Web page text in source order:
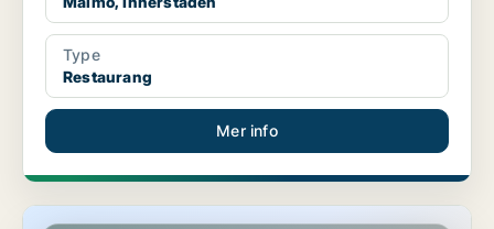
Type
Restaurang
Mer info
Restaurang i Malmö, Malmö Centrum